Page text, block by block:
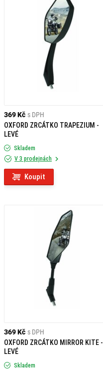
369 Kč s DPH
OXFORD ZRCÁTKO TRAPEZIUM -
LEVÉ
Skladem
V 3 prodejnách
Koupit
369 Kč s DPH
OXFORD ZRCÁTKO MIRROR KITE -
LEVÉ
Skladem